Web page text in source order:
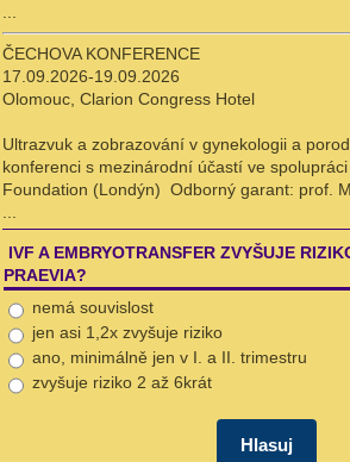
ČECHOVA KONFERENCE
17.09.2026-19.09.2026
Olomouc, Clarion Congress Hotel
Ultrazvuk a zobrazování v gynekologii a
konferenci s mezinárodní účastí ve
Foundation (Londýn) Odborný garant: prof.
IVF A EMBRYOTRANSFER ZVYŠUJE
PRAEVIA?
nemá souvislost
jen asi 1,2x zvyšuje riziko
ano, minimálně jen v I. a II. trimestru
zvyšuje riziko 2 až 6krát